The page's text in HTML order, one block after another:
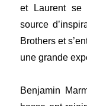
et Laurent se
source
Brothers et
une grande
Benjamin